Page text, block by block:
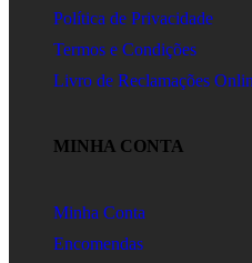
Política de Privacidade
Termos e Condições
Livro de Reclamações
MINHA CONTA
Minha Conta
Encomendas